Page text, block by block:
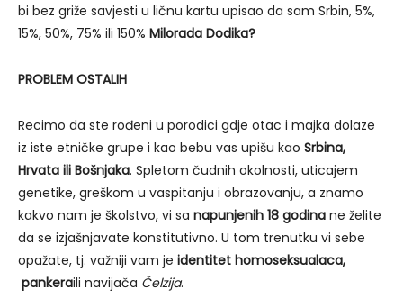
bi bez griže savjesti u ličnu kartu upisao da sam Srbin, 5%,
15%, 50%, 75% ili 150% Milorada Dodika?
PROBLEM OSTALIH
Recimo da ste rođeni u porodici gdje otac i majka dolaze
iz iste etničke grupe i kao bebu vas upišu kao Srbina,
Hrvata ili Bošnjaka. Spletom čudnih okolnosti, uticajem
genetike, greškom u vaspitanju i obrazovanju, a znamo
kakvo nam je školstvo, vi sa napunjenih 18 godina ne želite
da se izjašnjavate konstitutivno. U tom trenutku vi sebe
opažate, tj. važniji vam je identitet homoseksualaca,
pankeraili navijača Čelzija.